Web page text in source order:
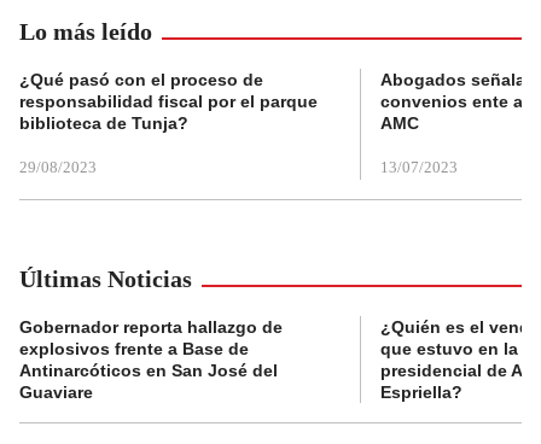
Lo más leído
¿Qué pasó con el proceso de
responsabilidad fiscal por el parque
biblioteca de Tunja?
29/08/2023
Abogados
convenios ente
AMC
13/07/2023
Últimas Noticias
Gobernador reporta hallazgo de
explosivos frente a Base de
Antinarcóticos en San José del
Guaviare
¿Quién es el
que estuvo en la
presidencial de
Espriella?